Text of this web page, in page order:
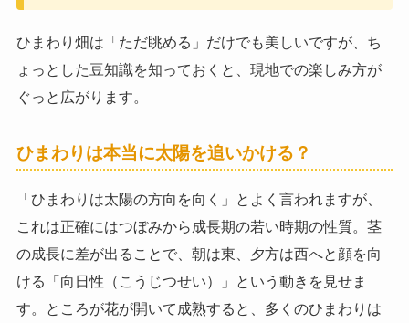
ひまわり畑は「ただ眺める」だけでも美しいですが、ち
ょっとした豆知識を知っておくと、現地での楽しみ方が
ぐっと広がります。
ひまわりは本当に太陽を追いかける？
「ひまわりは太陽の方向を向く」とよく言われますが、
これは正確にはつぼみから成長期の若い時期の性質。茎
の成長に差が出ることで、朝は東、夕方は西へと顔を向
ける「向日性（こうじつせい）」という動きを見せま
す。ところが花が開いて成熟すると、多くのひまわりは